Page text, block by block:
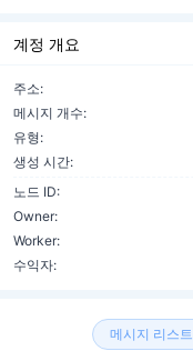
계정 개요
주소:
메시지 개수:
유형:
생성 시간:
노드 ID:
Owner:
Worker:
수익자:
메시지 리스트